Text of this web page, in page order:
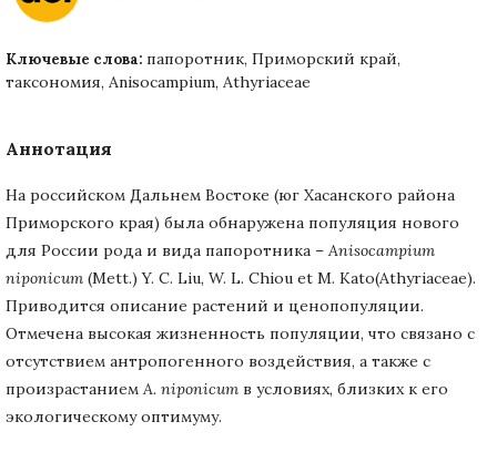
Ключевые слова: папоротник, Приморский край,
таксономия, Anisocampium, Athyriaceae
Аннотация
На российском Дальнем Востоке (юг Хасанского района
Приморского края) была обнаружена популяция нового
для России рода и вида папоротника – Anisocampium
niponicum (Mett.) Y. C. Liu, W. L. Chiou et M. Kato(Athyriaceae).
Приводится описание растений и ценопопуляции.
Отмечена высокая жизненность популяции, что связано с
отсутствием антропогенного воздействия, а также с
произрастанием A. niponicum в условиях, близких к его
экологическому оптимуму.